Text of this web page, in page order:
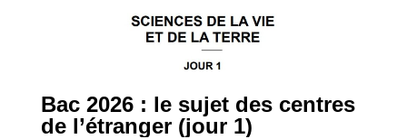
Bac 2026 : le sujet des centres
de l’étranger (jour 1)